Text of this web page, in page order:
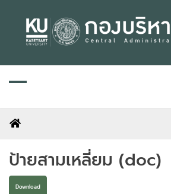
content
ป้ายสามเหลี่ยม (doc)
Download